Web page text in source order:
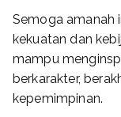
Semoga amanah
kekuatan dan
mampu
berkarakter,
kepemimpinan.